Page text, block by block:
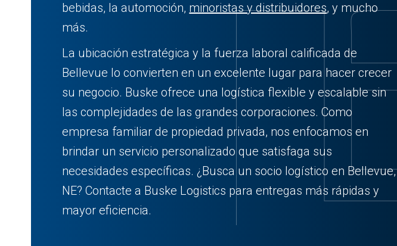
bebidas, la automoción, minoristas y distribuidores, y mucho
más.
La ubicación estratégica y la fuerza laboral calificada de
Bellevue lo convierten en un excelente lugar para hacer crecer
su negocio. Buske ofrece una logística flexible y escalable sin
las complejidades de las grandes corporaciones. Como
empresa familiar de propiedad privada, nos enfocamos en
brindar un servicio personalizado que satisfaga sus
necesidades específicas. ¿Busca un socio logístico en Bellevue,
NE? Contacte a Buske Logistics para entregas más rápidas y
mayor eficiencia.